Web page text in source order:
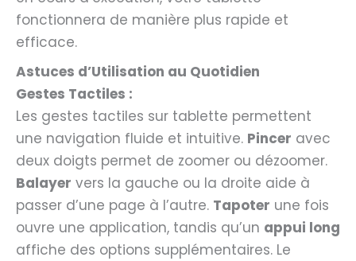
fonctionnera de manière plus rapide et
efficace.
Astuces d’Utilisation au Quotidien
Gestes Tactiles :
Les gestes tactiles sur tablette permettent
une navigation fluide et intuitive. Pincer avec
deux doigts permet de zoomer ou dézoomer.
Balayer vers la gauche ou la droite aide à
passer d’une page à l’autre. Tapoter une fois
ouvre une application, tandis qu’un appui long
affiche des options supplémentaires. Le